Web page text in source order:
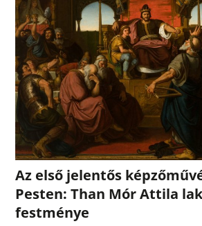
Az első jelentős
Pesten: Than Mór Attila
festménye